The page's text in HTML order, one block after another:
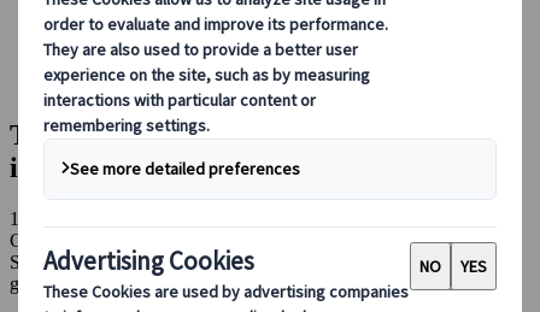
Japanspecialist
Consigli di viaggio per ogni stagione
Top 5 Luoghi per vedere i fiori di ciliegio in Giappone
Top 5 Luoghi per vedere i fiori di ciliegio
in Giappone
13 giu 2023
Consigli di viaggio per ogni stagione
Se riuscite a visitare il Giappone in primavera, preparatevi a vivere
grandi emozioni.